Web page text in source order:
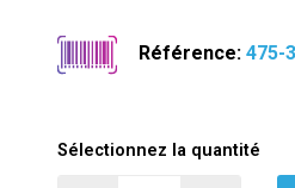
Référence:475-
Sélectionnez la quantité